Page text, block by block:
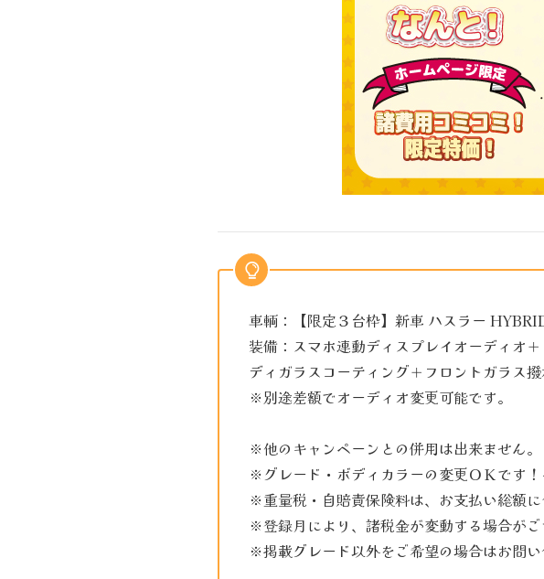
車輌：【限定３台枠】新車 ハスラー
装備：スマホ連動ディスプレイオーディオ
ディガラスコーティング＋フロントガラス
※別途差額でオーディオ変更可能です。
※他のキャンペーンとの併用は出来ません。
※グレード・ボディカラーの変更ＯＫです
※重量税・自賠責保険料は、お支払い総額に
※登録月により、諸税金が変動する場合がご
※掲載グレード以外をご希望の場合はお問い